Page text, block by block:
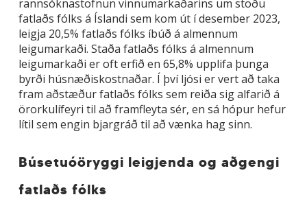
rannsóknastofnun vinnumarkaðarins um stöðu
fatlaðs fólks á Íslandi sem kom út í desember 2023,
leigja 20,5% fatlaðs fólks íbúð á almennum
leigumarkaði. Staða fatlaðs fólks á almennum
leigumarkaði er oft erfið en 65,8% upplifa þunga
byrði húsnæðiskostnaðar. Í því ljósi er vert að taka
fram aðstæður fatlaðs fólks sem reiða sig alfarið á
örorkulífeyri til að framfleyta sér, en sá hópur hefur
lítil sem engin bjargráð til að vænka hag sinn.
Búsetuóöryggi leigjenda og aðgengi
fatlaðs fólks